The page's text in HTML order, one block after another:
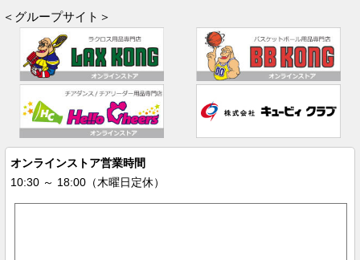
＜グループサイト＞
オンラインストア営業時間
10:30 ～ 18:00（木曜日定休）